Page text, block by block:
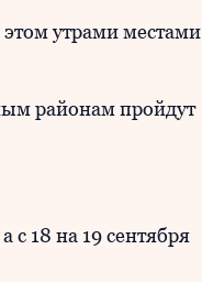
утрами местами
районам пройдут
а с 18 на 19 сентября